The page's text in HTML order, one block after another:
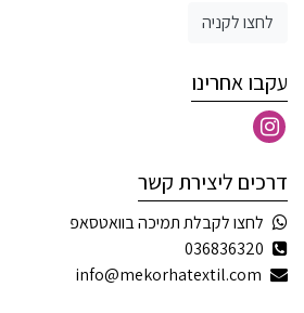
לחצו לקניה
עקבו אחרינו
דרכים ליצירת קשר
לחצו לקבלת תמיכה בוואטסאפ
036836320
info@mekorhatextil.com